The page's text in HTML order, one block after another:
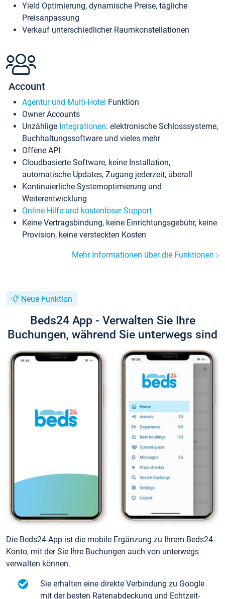
Yield Optimierung, dynamische Preise, tägliche
Preisanpassung
Verkauf unterschiedlicher Raumkonstellationen
Account
Agentur und Multi-Hotel Funktion
Owner Accounts
Unzählige Integrationen: elektronische Schlosssysteme,
Buchhaltungssoftware und vieles mehr
Offene API
Cloudbasierte Software, keine Installation,
automatische Updates, Zugang jederzeit, überall
Kontinuierliche Systemoptimierung und
Weiterentwicklung
Online Hilfe und kostenloser Support
Keine Vertragsbindung, keine Einrichtungsgebühr, keine
Provision, keine versteckten Kosten
Mehr Informationen über die Funktionen
Neue Funktion
Beds24 App - Verwalten Sie Ihre
Buchungen, während Sie unterwegs sind
Die Beds24-App ist die mobile Ergänzung zu Ihrem Beds24-
Konto, mit der Sie Ihre Buchungen auch von unterwegs
verwalten können.
Sie erhalten eine direkte Verbindung zu Google
mit der besten Ratenabdeckung und Echtzeit-